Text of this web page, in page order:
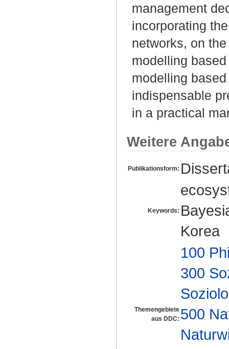
management
incorporating
networks, on
modelling
modelling
indispensable
in a practical
Weitere
Publikationsform:
Keywords:
Korea
Themengebiete
aus DDC:
100
300
500